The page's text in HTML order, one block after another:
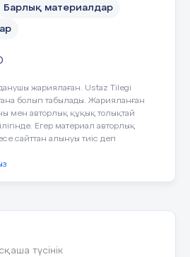
Барлық материалдар
жариялаған. Ustaz Tilegi
болып табылады. Жарияланған
мен авторлық құқық толықтай
Егер материал авторлық
сайттан алынуы тиіс деп
түсінік